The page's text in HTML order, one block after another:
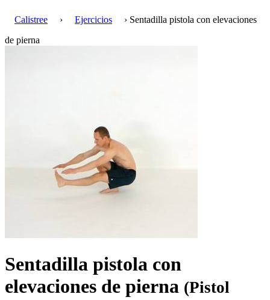
Calistree › Ejercicios
› Sentadilla pistola con elevaciones
de pierna
Sentadilla pistola con
elevaciones de pierna (Pistol